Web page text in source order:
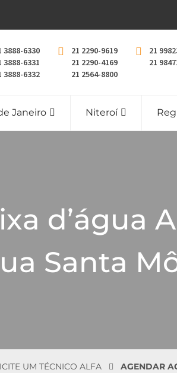
3888-6330
3888-6331
3888-6332
21 2290-9619
21 2290-4169
21 2564-8800
21
21
Janeiro Niteroí
d’água
Santa
UM TÉCNICO ALFA AGENDAR